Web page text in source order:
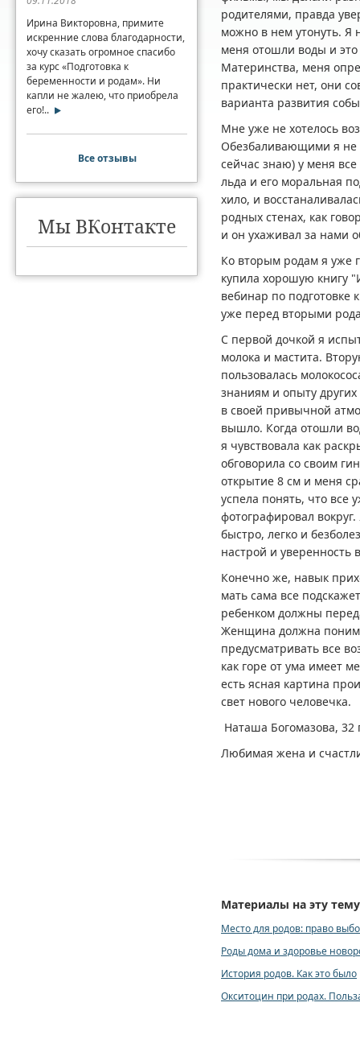
Ирина Викторовна, примите
искренние слова благодарности,
хочу сказать огромное спасибо
за курс «Подготовка к
беременности и родам». Ни
капли не жалею, что приобрела
его!..
Все отзывы
Мы ВКонтакте
родителями, правда
можно в нем утонуть. Я
меня отошли воды и
Материнства, меня
практически нет, они
варианта развития
Мне уже не хотелось
Обезбаливающими я не
сейчас знаю) у меня
льда и его моральная
хило, и
родных стенах, как
и он ухаживал за нами
Ко вторым родам я уже
купила хорошую книгу
вебинар по подготовке
уже перед вторыми
С первой дочкой я
молока и мастита.
пользовалась
знаниям и опыту
в своей привычной
вышло. Когда отошли
я чувствовала как
обговорила со своим
открытие 8 см и меня
успела понять, что все
фотографировал
быстро, легко и
настрой и
Конечно же, навык
мать сама все
ребенком должны
Женщина должна
предусматривать все
как горе от ума имеет
есть ясная картина
свет нового человечка.
Наташа Богомазова, 32
Любимая жена и
Материалы на эту тему
Место для родов: право
Роды дома и здоровье
История родов. Как это было
Окситоцин при родах.